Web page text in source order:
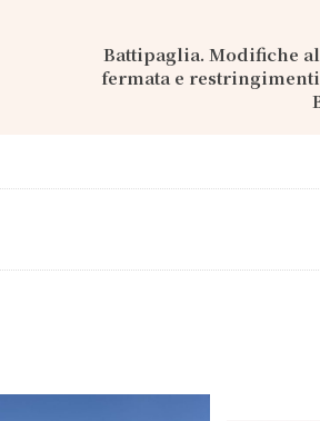
Battipaglia. Modifiche
fermata e